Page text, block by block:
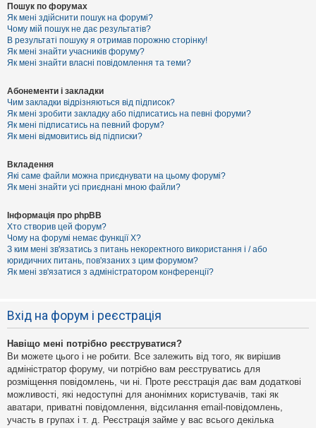
Пошук по форумах
Як мені здійснити пошук на форумі?
Чому мій пошук не дає результатів?
В результаті пошуку я отримав порожню сторінку!
Як мені знайти учасників форуму?
Як мені знайти власні повідомлення та теми?
Абонементи і закладки
Чим закладки відрізняються від підписок?
Як мені зробити закладку або підписатись на певні форуми?
Як мені підписатись на певний форум?
Як мені відмовитись від підписки?
Вкладення
Які саме файли можна приєднувати на цьому форумі?
Як мені знайти усі приєднані мною файли?
Інформація про phpBB
Хто створив цей форум?
Чому на форумі немає функції X?
З ким мені зв'язатись з питань некоректного використання і / або
юридичних питань, пов'язаних з цим форумом?
Як мені зв'язатися з адміністратором конференції?
Вхід на форум і реєстрація
Навіщо мені потрібно реєструватися?
Ви можете цього і не робити. Все залежить від того, як вирішив
адміністратор форуму, чи потрібно вам реєструватись для
розміщення повідомлень, чи ні. Проте реєстрація дає вам додаткові
можливості, які недоступні для анонімних користувачів, такі як
аватари, приватні повідомлення, відсилання email-повідомлень,
участь в групах і т. д. Реєстрація займе у вас всього декілька